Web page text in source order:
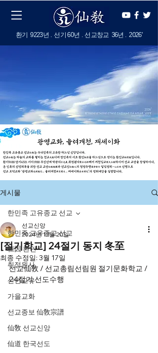
​환기 9223년 . 선기 60년 . 선교창교 36년 . 2026'
게시물
한민족 고유종교 선교
桓因 환인
취정원사
신년교유
가을교화
선교종보 仙敎宗譜
仙敎 선교신앙
仙道 한국선도
한민족 고유종교 선교
[절기학교] 24절기 동지 冬至
선교신앙
2024년 12월 20일
최종 수정일: 3월 17일
선교仙敎 / 선교총림선림원 절기문화학교 /
24절기 선도수행